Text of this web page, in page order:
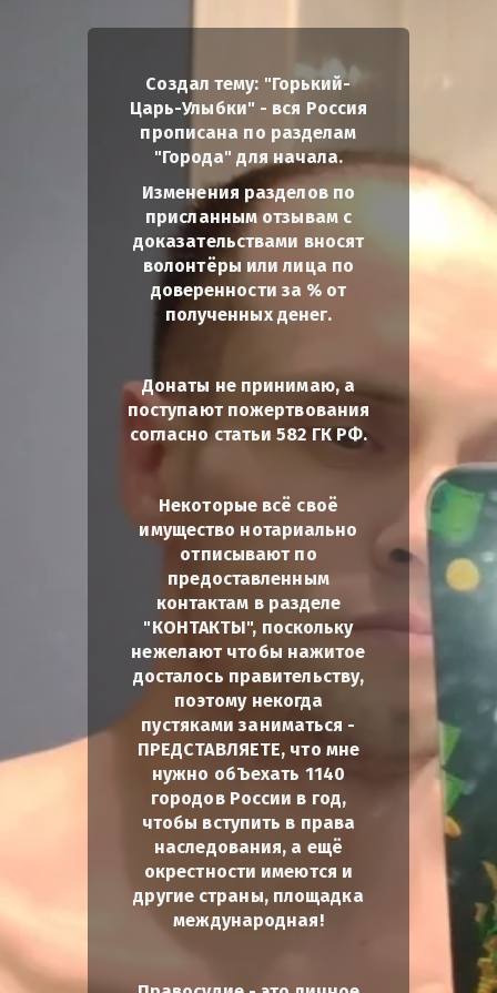
Создал тему: "Горький-
Царь-Улыбки" - вся Россия
прописана по разделам
"Города" для начала.
Изменения разделов по
присланным отзывам с
доказательствами вносят
волонтёры или лица по
доверенности за % от
полученных денег.
Донаты не принимаю, а
поступают пожертвования
согласно статьи 582 ГК РФ.
Некоторые всё своё
имущество нотариально
отписывают по
предоставленным
контактам в разделе
"КОНТАКТЫ", поскольку
нежелают чтобы нажитое
досталось правительству,
поэтому некогда
пустяками заниматься -
ПРЕДСТАВЛЯЕТЕ, что мне
нужно обЪехать 1140
городов России в год,
чтобы вступить в права
наследования, а ещё
окрестности имеются и
другие страны, площадка
международная!